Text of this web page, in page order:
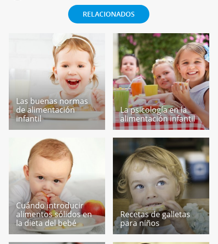
RELACIONADOS
Las buenas normas
de alimentación
infantil
La psicología en la
alimentación infantil
Cuándo introducir
alimentos sólidos en
la dieta del bebé
Recetas de galletas
para niños